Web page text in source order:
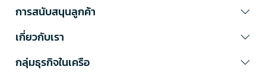
การสนับสนุนลูกค้า
เกี่ยวกับเรา
กลุ่มธุรกิจในเครือ